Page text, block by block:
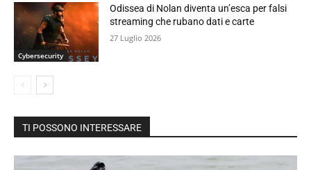
Cybersecurity
Odissea di Nolan diventa un’esca per falsi
streaming che rubano dati e carte
27 Luglio 2026
TI POSSONO INTERESSARE